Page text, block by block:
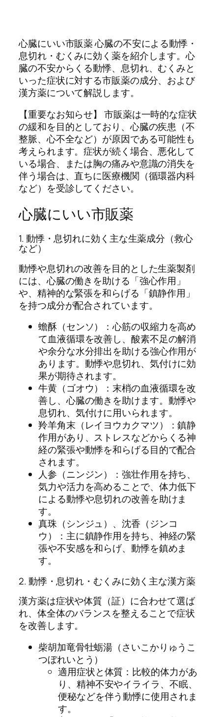
心臓にいい市販薬 心臓の不安による動悸・
息切れ・むくみに効く薬を紹介します。心
臓の不安からくる動悸、息切れ、むくみと
いった症状に対する市販薬の成分、および
漢方薬について解説します。
【重要なお知らせ】 市販薬は一時的な症状
の緩和を目的としており、心臓の疾患（不
整脈、心不全など）が原因である可能性も
考えられます。症状が続く場合、悪化して
いる場合、または胸の痛みや意識の消失を
伴う場合は、直ちに医療機関（循環器内科
など）を受診してください。
心臓にいい市販薬
1. 動悸・息切れに効く主な生薬成分（救心
など）
動悸や息切れの改善を目的とした生薬製剤
には、心臓の働きを助ける「強心作用」
や、精神的な緊張を和らげる「鎮静作用」
を持つ成分が配合されています。
蟾酥（センソ）：心筋の収縮力を高め
て血液循環を改善し、酸素不足の解消
や余分な水分排出を助ける強心作用が
あります。動悸や息切れ、気付けに効
果が期待されます。
牛黄（ゴオウ）：末梢の血液循環を改
善し、心臓の働きを助けます。動悸や
息切れ、気付けに用いられます。
羚羊角末（レイヨウカクマツ）：鎮静
作用があり、ストレスなどからくる神
経の緊張や動悸を和らげる目的で配合
されます。
人参（ニンジン）：強壮作用を持ち、
気力や活力を高めることで、体力低下
による動悸や息切れの改善を助けま
す。
真珠（シンジュ）、沈香（ジンコ
ウ）：主に鎮静作用を持ち、神経の緊
張や不安感を和らげ、動悸を鎮めま
す。
2. 動悸・息切れ・むくみに効く主な漢方薬
漢方薬は症状や体質（証）に合わせて選ば
れ、体全体のバランスを整えることで症状
を改善します。
柴胡加竜骨牡蛎湯（さいこかりゅうこ
つぼれいとう）
適用症状と体質：比較的体力があ
り、精神不安やイライラ、不眠、
便秘などを伴う動悸に使用されま
す。